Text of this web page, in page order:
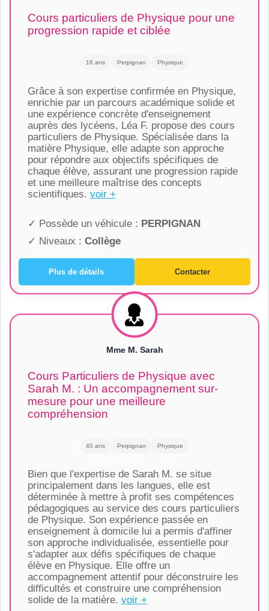
Cours particuliers de Physique pour une
progression rapide et ciblée
16 ans Perpignan Physique
Grâce à son expertise confirmée en Physique,
enrichie par un parcours académique solide et
une expérience concrète d'enseignement
auprès des lycéens, Léa F. propose des cours
particuliers de Physique. Spécialisée dans la
matière Physique, elle adapte son approche
pour répondre aux objectifs spécifiques de
chaque élève, assurant une progression rapide
et une meilleure maîtrise des concepts
scientifiques. voir +
✓ Possède un véhicule : PERPIGNAN
✓ Niveaux : Collège
Plus de détails Contacter
Mme M. Sarah
Cours Particuliers de Physique avec
Sarah M. : Un accompagnement sur-
mesure pour une meilleure
compréhension
40 ans Perpignan Physique
Bien que l'expertise de Sarah M. se situe
principalement dans les langues, elle est
déterminée à mettre à profit ses compétences
pédagogiques au service des cours particuliers
de Physique. Son expérience passée en
enseignement à domicile lui a permis d'affiner
son approche individualisée, essentielle pour
s'adapter aux défis spécifiques de chaque
élève en Physique. Elle offre un
accompagnement attentif pour déconstruire les
difficultés et construire une compréhension
solide de la matière. voir +